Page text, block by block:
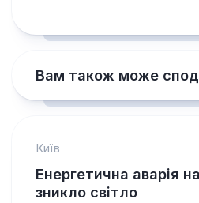
Вам також може
Київ
Енергетична аварія
зникло світло